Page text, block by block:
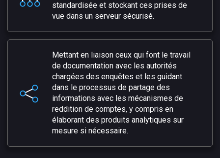
standardisée et stockant ces prises de
vue dans un serveur sécurisé.
Mettant en liaison ceux qui font le travail
de documentation avec les autorités
chargées des enquêtes et les guidant
dans le processus de partage des
informations avec les mécanismes de
reddition de comptes, y compris en
élaborant des produits analytiques sur
mesure si nécessaire.